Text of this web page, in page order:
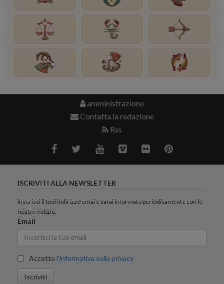
amministrazione
Contatta la redazione
Rss
ISCRIVITI ALLA NEWSLETTER
inserisci il tuoi indirizzo emai e sarai informato periodicamente con le
nostre notizie.
Email
Accetto l'informativa sulla privacy
Iscriviti